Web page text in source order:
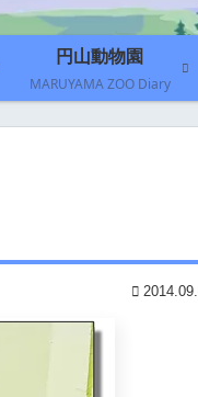
円山動物園
MARUYAMA ZOO Diary